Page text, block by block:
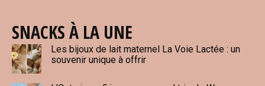
SNACKS À LA UNE
Les bijoux de lait maternel La Voie Lactée : un
souvenir unique à offrir